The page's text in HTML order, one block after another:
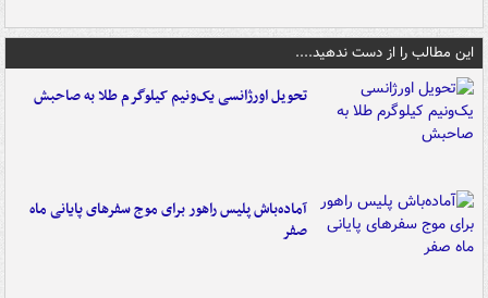
این مطالب را از دست ندهید....
تحویل اورژانسی یک‌ونیم کیلوگرم طلا به صاحبش
آماده‌باش پلیس راهور برای موج سفرهای پایانی ماه
صفر